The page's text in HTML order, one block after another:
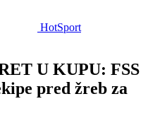
HotSport
U KUPU: FSS
pred žreb za